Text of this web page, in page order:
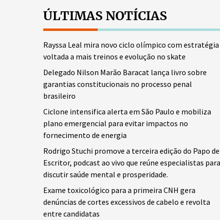
ÚLTIMAS NOTÍCIAS
Rayssa Leal mira novo ciclo olímpico com estratégia
voltada a mais treinos e evolução no skate
Delegado Nilson Marão Baracat lança livro sobre
garantias constitucionais no processo penal
brasileiro
Ciclone intensifica alerta em São Paulo e mobiliza
plano emergencial para evitar impactos no
fornecimento de energia
Rodrigo Stuchi promove a terceira edição do Papo de
Escritor, podcast ao vivo que reúne especialistas para
discutir saúde mental e prosperidade.
Exame toxicológico para a primeira CNH gera
denúncias de cortes excessivos de cabelo e revolta
entre candidatas